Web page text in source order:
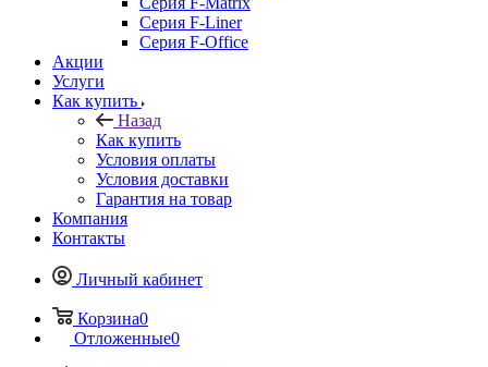
Серия F-Liner
Серия F-Office
Акции
Услуги
Как купить
Назад
Как купить
Условия оплаты
Условия доставки
Гарантия на товар
Компания
Контакты
Личный кабинет
Корзина0
Отложенные0